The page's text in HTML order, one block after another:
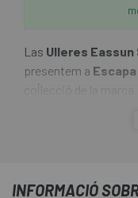
Las Ulleres Eassun
presentem a Escapa
col·lecció de la
gran, repel·lent a
afavoreix un camp
INFORMACIÓ